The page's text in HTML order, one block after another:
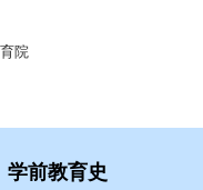
院
学前教育史